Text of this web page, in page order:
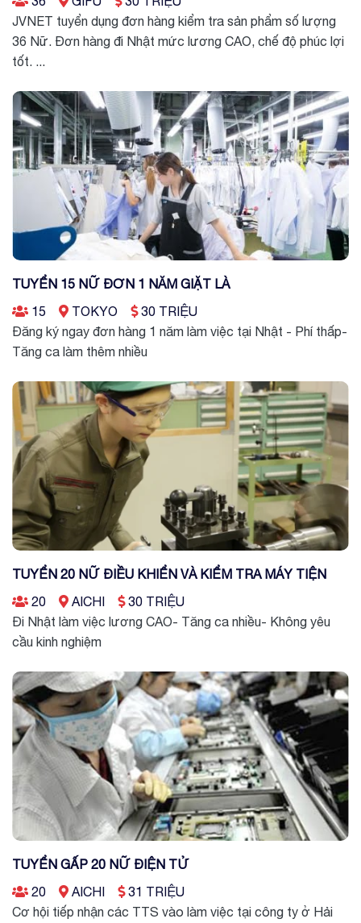
JVNET tuyển dụng đơn hàng kiểm tra sản phẩm số lượng
36 Nữ. Đơn hàng đi Nhật mức lương CAO, chế độ phúc lợi
tốt. ...
TUYỂN 15 NỮ ĐƠN 1 NĂM GIẶT LÀ
15
TOKYO
30 TRIỆU
Đăng ký ngay đơn hàng 1 năm làm việc tại Nhật - Phí thấp-
Tăng ca làm thêm nhiều
TUYỂN 20 NỮ ĐIỀU KHIỂN VÀ KIỂM TRA MÁY TIỆN
20
AICHI
30 TRIỆU
Đi Nhật làm việc lương CAO- Tăng ca nhiều- Không yêu
cầu kinh nghiệm
TUYỂN GẤP 20 NỮ ĐIỆN TỬ
20
AICHI
31 TRIỆU
Cơ hội tiếp nhận các TTS vào làm việc tại công ty ở Hải